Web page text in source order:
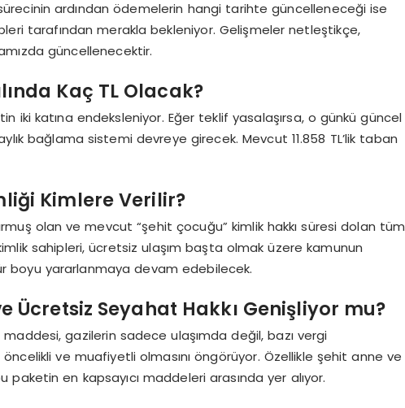
sürecinin ardından ödemelerin hangi tarihte güncelleneceği ise
tarafından merakla bekleniyor. Gelişmeler netleştikçe,
güncellenecektir.
Kaç TL Olacak?
iki katına endeksleniyor. Eğer teklif yasalaşırsa, o günkü güncel
bağlama sistemi devreye girecek. Mevcut 11.858 TL’lik taban
Kimlere Verilir?
olan ve mevcut “şehit çocuğu” kimlik hakkı süresi dolan tüm
sahipleri, ücretsiz ulaşım başta olmak üzere kamunun
boyu yararlanmaya devam edebilecek.
Ücretsiz Seyahat Hakkı Genişliyor mu?
maddesi, gazilerin sadece ulaşımda değil, bazı vergi
ve muafiyetli olmasını öngörüyor. Özellikle şehit anne ve
paketin en kapsayıcı maddeleri arasında yer alıyor.